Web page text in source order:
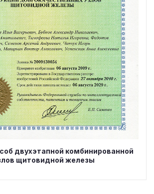
двухэтапной комбинированной
щитовидной железы